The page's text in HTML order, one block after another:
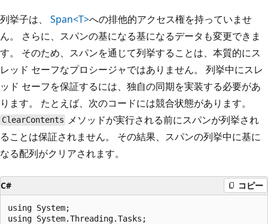
列挙子は、 Span<T>への排他的アクセス権を持っていませ
ん。 さらに、スパンの基になる基になるデータも変更できま
す。 そのため、スパンを通じて列挙することは、本質的にス
レッド セーフなプロシージャではありません。 列挙中にスレ
ッド セーフを保証するには、独自の同期を実装する必要があ
ります。 たとえば、次のコードには競合状態があります。
ClearContents メソッドが実行される前にスパンが列挙され
ることは保証されません。 その結果、スパンの列挙中に基に
なる配列がクリアされます。
C# コピー
using System;
using System.Threading.Tasks;